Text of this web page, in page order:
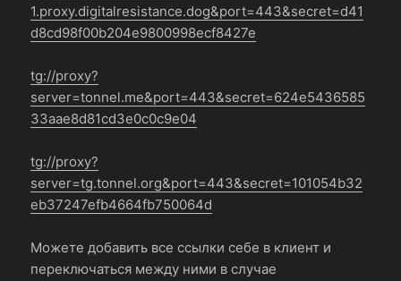
1.proxy.digitalresistance.dog&port=443&secret=d41
d8cd98f00b204e9800998ecf8427e
tg://proxy?
server=tonnel.me&port=443&secret=624e5436585
33aae8d81cd3e0c0c9e04
tg://proxy?
server=tg.tonnel.org&port=443&secret=101054b32
eb37247efb4664fb750064d
Можете добавить все ссылки себе в клиент и
переключаться между ними в случае